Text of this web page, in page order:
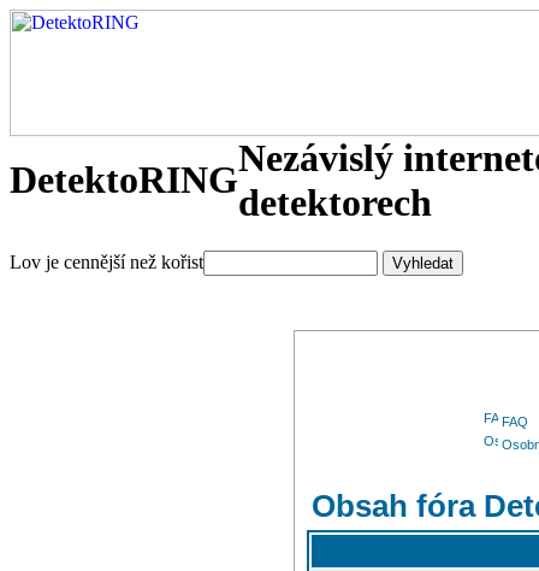
DetektoRINGNezávislý
detektorech
Lov je cennější než kořist
FAQ
Obsah fóra